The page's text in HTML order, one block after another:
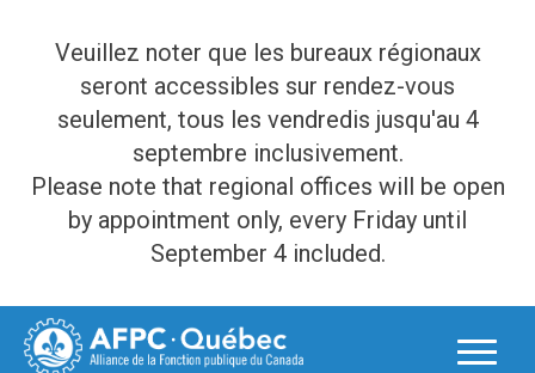
Veuillez noter que les bureaux régionaux
seront accessibles sur rendez-vous
seulement, tous les vendredis jusqu'au 4
septembre inclusivement.
Please note that regional offices will be open
by appointment only, every Friday until
September 4 included.
Skip